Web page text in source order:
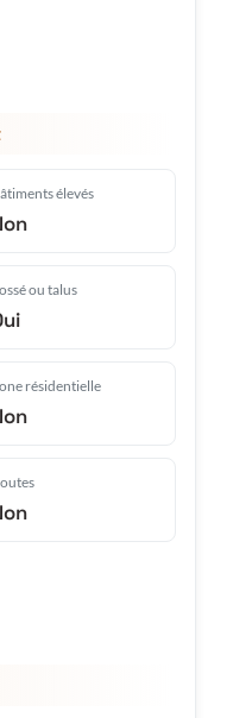
élevés
ou talus
résidentielle